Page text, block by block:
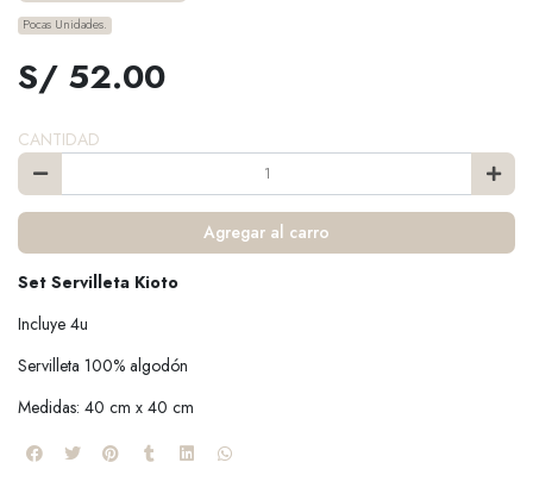
Pocas Unidades.
S/ 52.00
CANTIDAD
Agregar al carro
Set Servilleta Kioto
Incluye 4u
Servilleta 100% algodón
Medidas: 40 cm x 40 cm